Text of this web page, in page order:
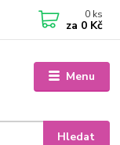
Menu
Hledat
0 ks
za 0 Kč